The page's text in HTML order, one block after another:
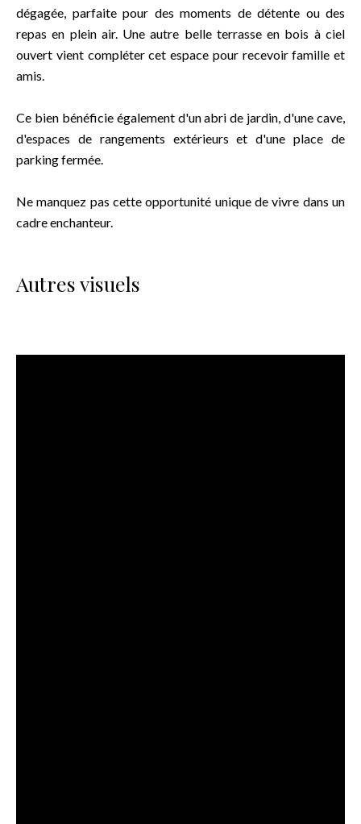
dégagée, parfaite pour des moments de détente ou des
repas en plein air. Une autre belle terrasse en bois à ciel
ouvert vient compléter cet espace pour recevoir famille et
amis.
Ce bien bénéficie également d'un abri de jardin, d'une cave,
d'espaces de rangements extérieurs et d'une place de
parking fermée.
Ne manquez pas cette opportunité unique de vivre dans un
cadre enchanteur.
Autres visuels